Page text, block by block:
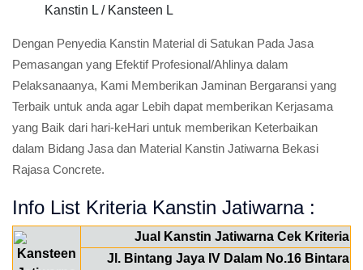
Kanstin L / Kansteen L
Dengan Penyedia Kanstin Material di Satukan Pada Jasa
Pemasangan yang Efektif Profesional/Ahlinya dalam
Pelaksanaanya, Kami Memberikan Jaminan Bergaransi yang
Terbaik untuk anda agar Lebih dapat memberikan Kerjasama
yang Baik dari hari-keHari untuk memberikan Keterbaikan
dalam Bidang Jasa dan Material Kanstin Jatiwarna Bekasi
Rajasa Concrete.
Info List Kriteria Kanstin Jatiwarna :
Jual Kanstin Jatiwarna Cek Kriteria
Jl. Bintang Jaya IV Dalam No.16 Bintara